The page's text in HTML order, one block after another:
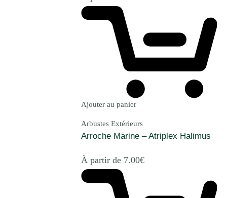
Ajouter au panier
Arbustes Extérieurs
Arroche Marine – Atriplex Halimus
À partir de 7.00€